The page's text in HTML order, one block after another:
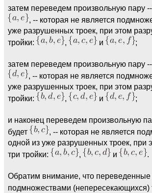
затем переведем произвольную пару --
, -- которая не является
уже разрушенных троек, при этом
тройки:
, и ;
затем переведем произвольную пару --
, -- которая не является
уже разрушенных троек, при этом
тройки:
, и ;
и наконец переведем произвольную
будет
, -- которая не является
одной из уже разрушенных троек, при
три тройки:
, и .
Обратим внимание, что
подмножествами (непересекающихся)